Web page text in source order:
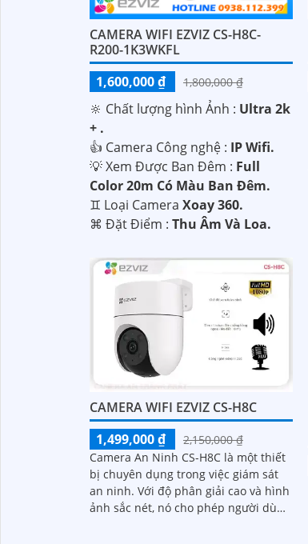
CAMERA WIFI EZVIZ CS-H8C-
R200-1K3WKFL
1,600,000 ₫
1,800,000 ₫
🔆 Chất lượng hình Ảnh : Ultra 2k
+ .
👍 Camera Công nghệ : IP Wifi.
💡 Xem Được Ban Đêm : Full
Color 20m Có Màu Ban Ðêm.
♊ Loại Camera Xoay 360.
️⌘ Đặt Điểm : Thu Âm Và Loa.
CAMERA WIFI EZVIZ CS-H8C
1,499,000 ₫
2,150,000 ₫
Camera An Ninh CS-H8C là một thiết
bị chuyên dụng trong việc giám sát
an ninh. Với độ phân giải cao và hình
ảnh sắc nét, nó cho phép người dùng